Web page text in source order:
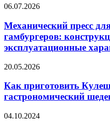
06.07.2026
Механический пресс
гамбургеров:
эксплуатационные
20.05.2026
Как приготовить
гастрономический
04.10.2024